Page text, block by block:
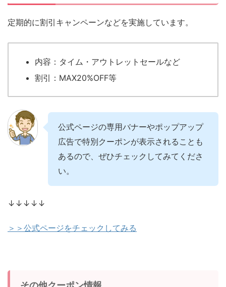
定期的に割引キャンペーンなどを実施しています。
内容：タイム・アウトレットセールなど
割引：MAX20%OFF等
公式ページの専用バナーやポップアップ
広告で特別クーポンが表示されることも
あるので、ぜひチェックしてみてくださ
い。
↓↓↓↓↓
＞＞公式ページをチェックしてみる